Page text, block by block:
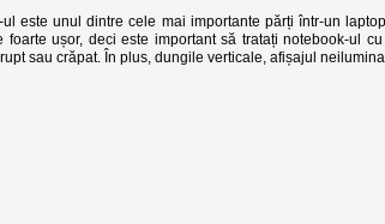
ul este unul dintre cele mai importante părți într-un
foarte ușor, deci este important să tratați notebook-ul
sau crăpat. În plus, dungile verticale, afișajul